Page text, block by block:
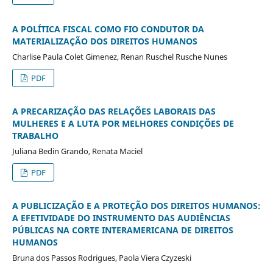
A POLÍTICA FISCAL COMO FIO CONDUTOR DA
MATERIALIZAÇÃO DOS DIREITOS HUMANOS
Charlise Paula Colet Gimenez, Renan Ruschel Rusche Nunes
PDF
A PRECARIZAÇÃO DAS RELAÇÕES LABORAIS DAS
MULHERES E A LUTA POR MELHORES CONDIÇÕES DE
TRABALHO
Juliana Bedin Grando, Renata Maciel
PDF
A PUBLICIZAÇÃO E A PROTEÇÃO DOS DIREITOS HUMANOS:
A EFETIVIDADE DO INSTRUMENTO DAS AUDIÊNCIAS
PÚBLICAS NA CORTE INTERAMERICANA DE DIREITOS
HUMANOS
Bruna dos Passos Rodrigues, Paola Viera Czyzeski